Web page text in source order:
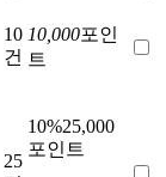
10
건
10,000포인
트
25
10%25,000
포인트